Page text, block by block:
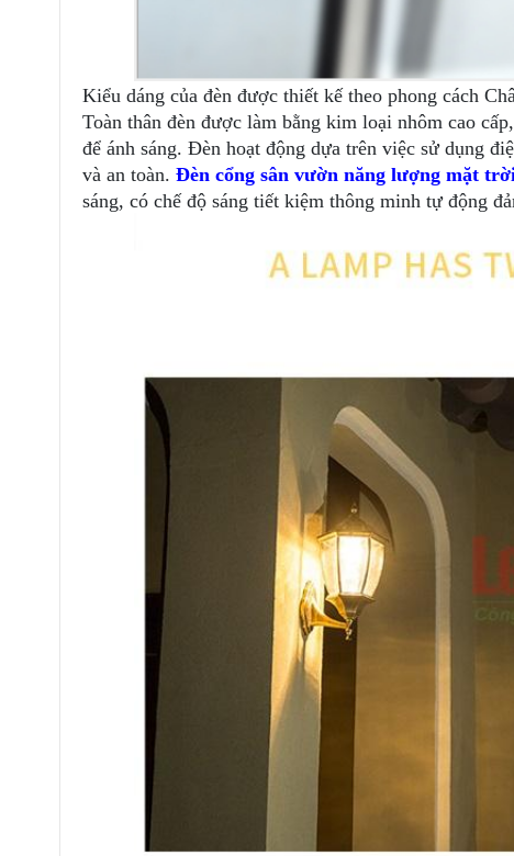
Kiểu dáng của đèn được thiết kế theo phong cách
Toàn thân đèn được làm bằng kim loại nhôm cao
để ánh sáng. Đèn hoạt động dựa trên việc sử dụng
và an toàn. Đèn cổng sân vườn năng lượng mặt
sáng, có chế độ sáng tiết kiệm thông minh tự động